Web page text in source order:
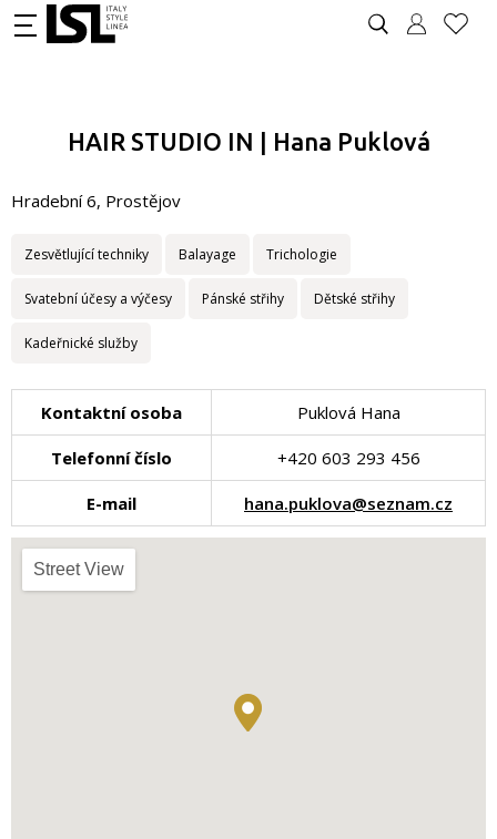
HAIR STUDIO IN | Hana Puklová
Hradební 6, Prostějov
Zesvětlující techniky Balayage Trichologie
Svatební účesy a výčesy Pánské střihy Dětské střihy
Kadeřnické služby
Kontaktní osoba Puklová Hana
Telefonní číslo +420 603 293 456
E-mail hana.puklova@seznam.cz
Street View